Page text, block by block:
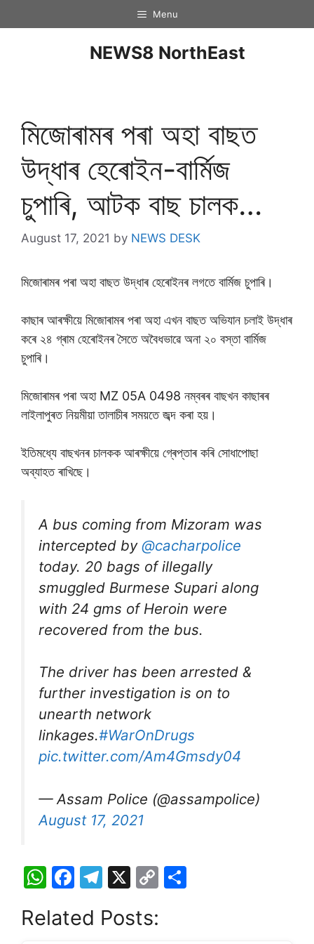
Menu
NEWS8 NorthEast
মিজোৰামৰ পৰা অহা বাছত
উদ্ধাৰ হেৰোইন-বাৰ্মিজ
চুপাৰি, আটক বাছ চালক…
August 17, 2021 by NEWS DESK
মিজোৰামৰ পৰা অহা বাছত উদ্ধাৰ হেৰোইনৰ লগতে বাৰ্মিজ চুপাৰি।
কাছাৰ আৰক্ষীয়ে মিজোৰামৰ পৰা অহা এখন বাছত অভিযান চলাই উদ্ধাৰ
কৰে ২৪ গ্ৰাম হেৰোইনৰ সৈতে অবৈধভাৱে অনা ২০ বস্তা বাৰ্মিজ
চুপাৰি।
মিজোৰামৰ পৰা অহা MZ 05A 0498 নম্বৰৰ বাছখন কাছাৰৰ
লাইলাপুৰত নিয়মীয়া তালাচীৰ সময়তে জব্দ কৰা হয়।
ইতিমধ্যে বাছখনৰ চালকক আৰক্ষীয়ে গ্ৰেপ্তাৰ কৰি সোধাপোছা
অব্যাহত ৰাখিছে।
A bus coming from Mizoram was
intercepted by @cacharpolice
today. 20 bags of illegally
smuggled Burmese Supari along
with 24 gms of Heroin were
recovered from the bus.
The driver has been arrested &
further investigation is on to
unearth network
linkages.#WarOnDrugs
pic.twitter.com/Am4Gmsdy04
— Assam Police (@assampolice)
August 17, 2021
W
at
F
c
T
e
X
C
Related Posts: